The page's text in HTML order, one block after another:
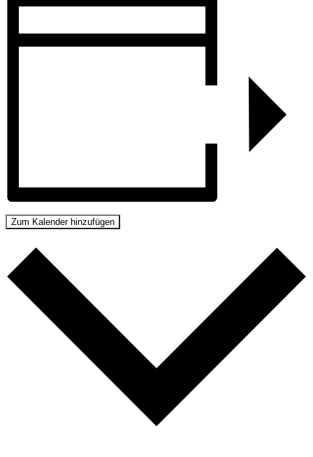
Zum Kalender hinzufügen